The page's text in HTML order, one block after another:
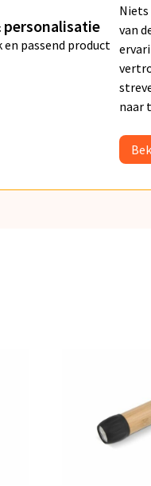
personalisatie
passend product
van
naar